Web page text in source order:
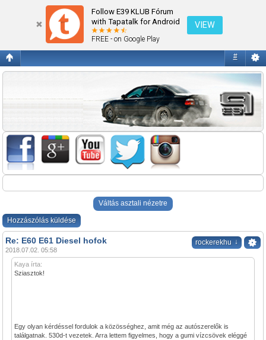
Follow E39 KLUB Fórum
with Tapatalk for Android
FREE - on Google Play
VIEW
#
E60 E61 Diesel hofok
Váltás asztali nézetre
Hozzászólás küldése
rockerekhu ↓
Re: E60 E61 Diesel hofok
2018.07.02. 05:58
Kaya írta:
Sziasztok!
Egy olyan kérdéssel fordulok a közösséghez, amit még az autószerelők is
találgatnak. 530d-t vezetek. Arra lettem figyelmes, hogy a gumi vízcsövek eléggé